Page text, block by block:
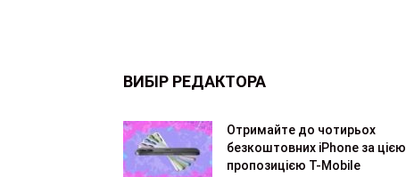
ВИБІР РЕДАКТОРА
Отримайте до чотирьох
безкоштовних iPhone за цією
пропозицією T-Mobile